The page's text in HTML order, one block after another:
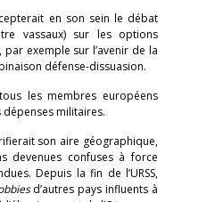
en son sein le débat
vassaux) sur les options
exemple sur l’avenir de la
défense-dissuasion.
les membres européens
militaires.
son aire géographique,
devenues confuses à force
Depuis la fin de l’URSS,
d’autres pays influents à